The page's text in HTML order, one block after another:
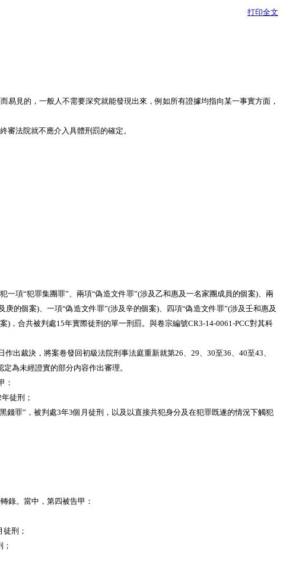
打印全文
見的，一般人不需要深究就能發現出來，例如所有證據均指向某一事實方面，
審法院就不應介入具體刑罰的確定。
項“犯罪集團罪”、兩項“偽造文件罪”(涉及乙和惠及一名家團成員的個案)、兩
的個案)、一項“偽造文件罪”(涉及辛的個案)、四項“偽造文件罪”(涉及壬和惠及
，合共被判處15年實際徒刑的單一刑罰。與卷宗編號CR3-14-0061-PCC對其科
出裁決，將案卷發回初級法院刑事法庭重新就第26、29、30至36、40至43、
為未經證實的部分内容作出審理。
：
徒刑；
罪”，被判處3年3個月徒刑，以及以直接共犯身分及在犯罪既遂的情況下觸犯
錄。當中，第四被告甲：
刑；